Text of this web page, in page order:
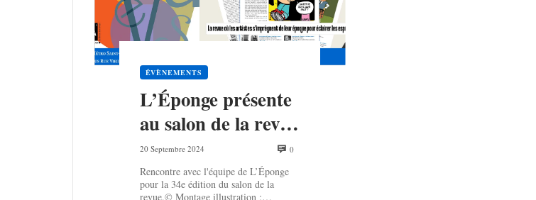
ÉVÈNEMENTS
L’Éponge présente
au salon de la revue
2024
20 Septembre 2024 0
Rencontre avec l'équipe de L’Éponge
pour la 34e édition du salon de la
revue.© Montage illustration :